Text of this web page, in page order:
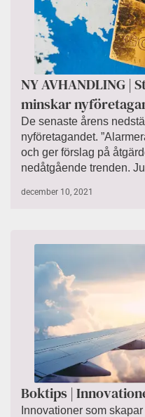
NY AVHANDLING |
minskar
De senaste årens
nyföretagandet.
och ger förslag på
nedåtgående trenden.
december 10, 2021
Boktips |
Innovationer som